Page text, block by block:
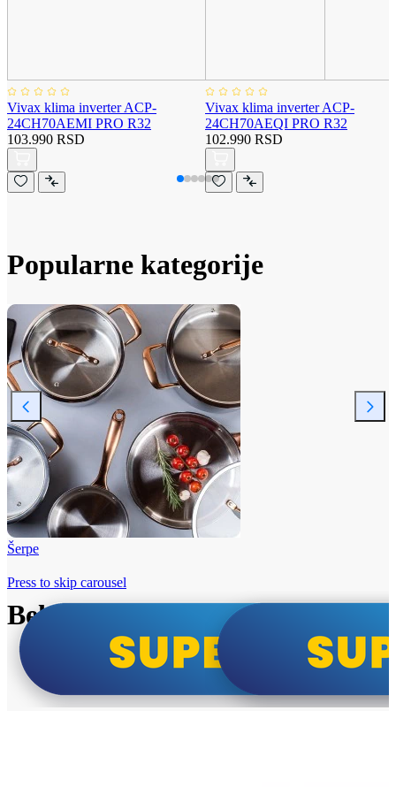
Vivax klima inverter ACP-
24CH70AEMI PRO R32
103.990 RSD
Vivax klima inverter ACP-
24CH70AEQI PRO R32
102.990 RSD
Popularne kategorije
Šerpe
Beko i Tesla super cene
Press to skip carousel